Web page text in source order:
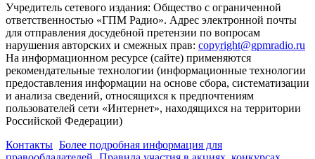
Учредитель сетевого издания: Общество с ограниченной
ответственностью «ГПМ Радио». Адрес электронной почты
для отправления досудебной претензии по вопросам
нарушения авторских и смежных прав: copyright@gpmradio.ru
На информационном ресурсе (сайте) применяются
рекомендательные технологии (информационные технологии
предоставления информации на основе сбора, систематизации
и анализа сведений, относящихся к предпочтениям
пользователей сети «Интернет», находящихся на территории
Российской Федерации)
Контакты Более подробная информация для